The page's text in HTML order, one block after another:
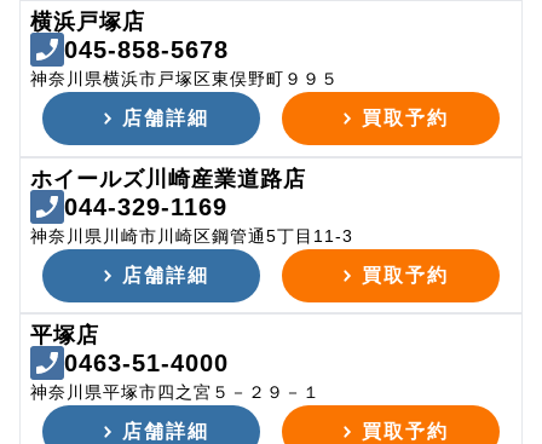
横浜戸塚店
045-858-5678
神奈川県横浜市戸塚区東俣野町９９５
店舗詳細 買取予約
ホイールズ川崎産業道路店
044-329-1169
神奈川県川崎市川崎区鋼管通5丁目11-3
店舗詳細 買取予約
平塚店
0463-51-4000
神奈川県平塚市四之宮５－２９－１
店舗詳細 買取予約